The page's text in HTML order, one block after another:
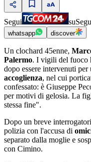
Segui su
whatsapp discover
Un clochard 45enne,
Palermo. I vigili del fuoco
dopo essere intervenuti
accoglienza, nel cui
confessato: è Giuseppe
per motivi di gelosia. La
stessa fine".
Dopo un breve
polizia con l'accusa di
separato dalla moglie e
con Cimino.